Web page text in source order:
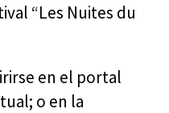
“Les Nuites du
en el portal
o en la